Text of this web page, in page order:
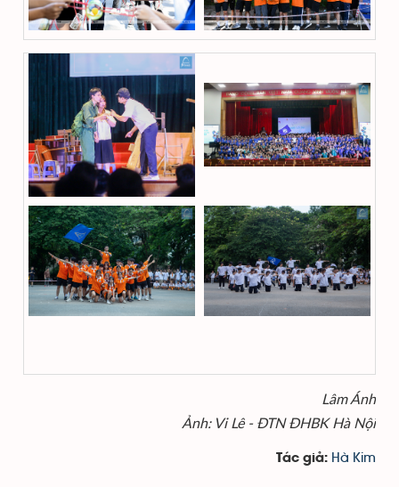
Lâm Ánh
Ảnh: Vi Lê - ĐTN ĐHBK Hà Nội
Tác giả: Hà Kim